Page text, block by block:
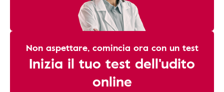
Non aspettare, comincia ora con un test
Inizia il tuo test dell'udito
online